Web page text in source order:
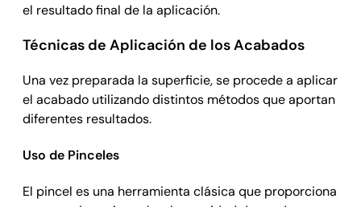
el resultado final de la aplicación.
Técnicas de Aplicación de los Acabados
Una vez preparada la superficie, se procede a aplicar
el acabado utilizando distintos métodos que aportan
diferentes resultados.
Uso de Pinceles
El pincel es una herramienta clásica que proporciona